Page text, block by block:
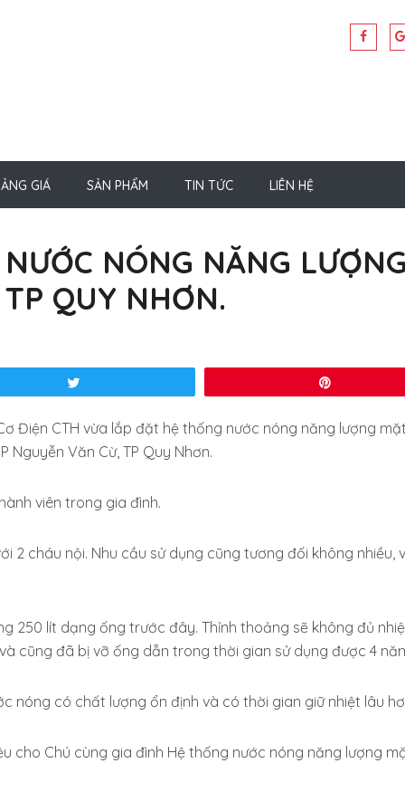
GIÁ SẢN PHẨM TIN TỨC LIÊN HỆ
NÓNG NĂNG
QUY NHƠN.
Điện CTH vừa lắp đặt hệ thống nước nóng năng lượng
Nguyễn Văn Cừ, TP Quy Nhơn.
viên trong gia đình.
2 cháu nội. Nhu cầu sử dụng cũng tương đối không nhiều,
250 lít dạng ống trước đây. Thỉnh thoảng sẽ không đủ
cũng đã bị vỡ ống dẫn trong thời gian sử dụng được 4
nóng có chất lượng ổn định và có thời gian giữ nhiệt lâu
cho Chú cùng gia đình Hệ thống nước nóng năng lượng